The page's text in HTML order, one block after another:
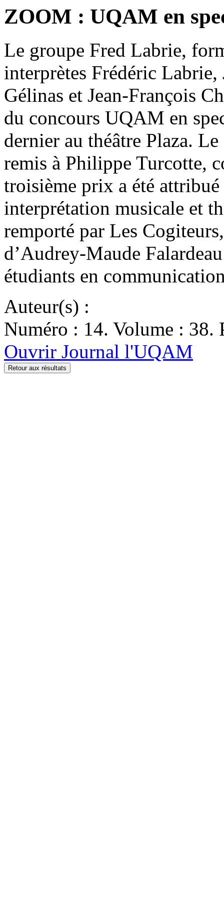
ZOOM : UQAM en
Le groupe Fred Labrie,
interprètes Frédéric
Gélinas et Jean-François
du concours UQAM en
dernier au théâtre Plaza.
remis à Philippe Turcotte,
troisième prix a été
interprétation musicale et
remporté par Les
d’Audrey-Maude
étudiants en
Auteur(s) :
Numéro : 14. Volume : 38.
Ouvrir Journal l'UQAM
Retour aux résultats